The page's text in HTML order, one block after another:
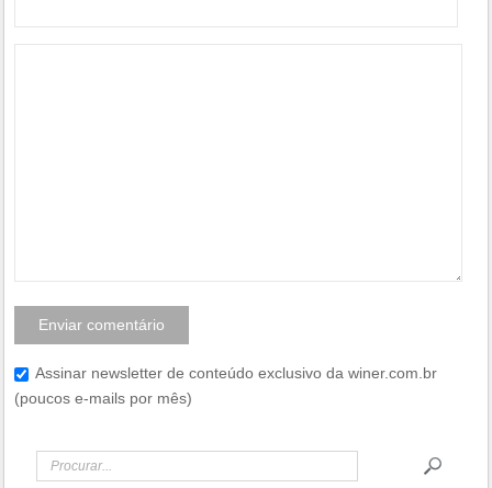
Assinar newsletter de conteúdo exclusivo da winer.com.br
(poucos e-mails por mês)